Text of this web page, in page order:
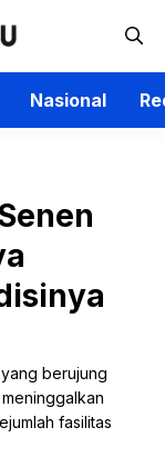
Nasional
berujung
fasilitas